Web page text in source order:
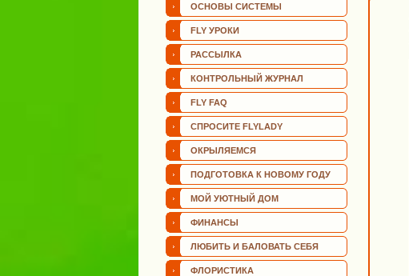
ОСНОВЫ СИСТЕМЫ
FLY УРОКИ
РАССЫЛКА
КОНТРОЛЬНЫЙ ЖУРНАЛ
FLY FAQ
СПРОСИТЕ FLYLADY
ОКРЫЛЯЕМСЯ
ПОДГОТОВКА К НОВОМУ ГОДУ
МОЙ УЮТНЫЙ ДОМ
ФИНАНСЫ
ЛЮБИТЬ И БАЛОВАТЬ СЕБЯ
ФЛОРИСТИКА